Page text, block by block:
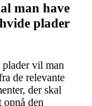
man have
plader
vil man
de relevante
der skal
opnå den